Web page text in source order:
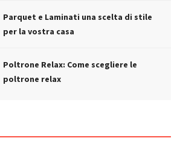
Parquet e Laminati una scelta di stile
per la vostra casa
Poltrone Relax: Come scegliere le
poltrone relax